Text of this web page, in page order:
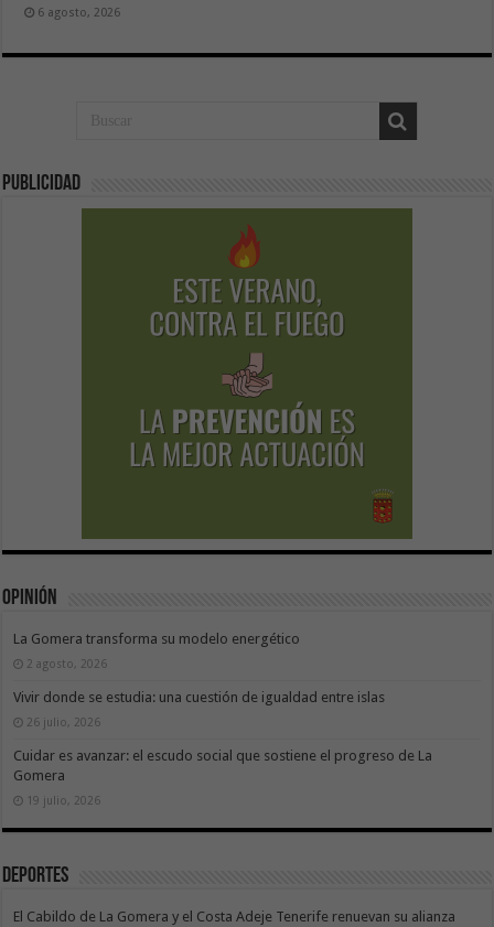
6 agosto, 2026
Publicidad
Opinión
La Gomera transforma su modelo energético
2 agosto, 2026
Vivir donde se estudia: una cuestión de igualdad entre islas
26 julio, 2026
Cuidar es avanzar: el escudo social que sostiene el progreso de La
Gomera
19 julio, 2026
Deportes
El Cabildo de La Gomera y el Costa Adeje Tenerife renuevan su alianza